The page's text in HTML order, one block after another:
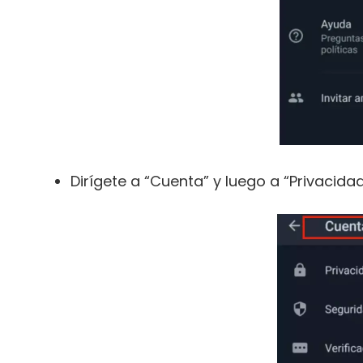
Dirígete a “Cuenta” y luego a